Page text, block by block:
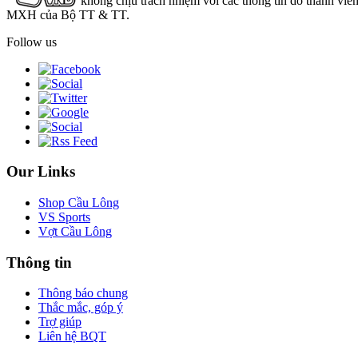
MXH của Bộ TT & TT.
Follow us
Our Links
Shop Cầu Lông
VS Sports
Vợt Cầu Lông
Thông tin
Thông báo chung
Thắc mắc, góp ý
Trợ giúp
Liên hệ BQT